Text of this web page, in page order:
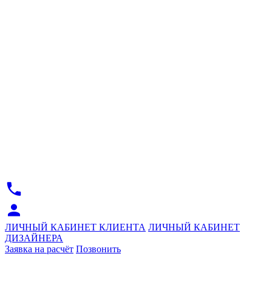
ЛИЧНЫЙ КАБИНЕТ КЛИЕНТА ЛИЧНЫЙ КАБИНЕТ
ДИЗАЙНЕРА
Заявка на расчёт Позвонить